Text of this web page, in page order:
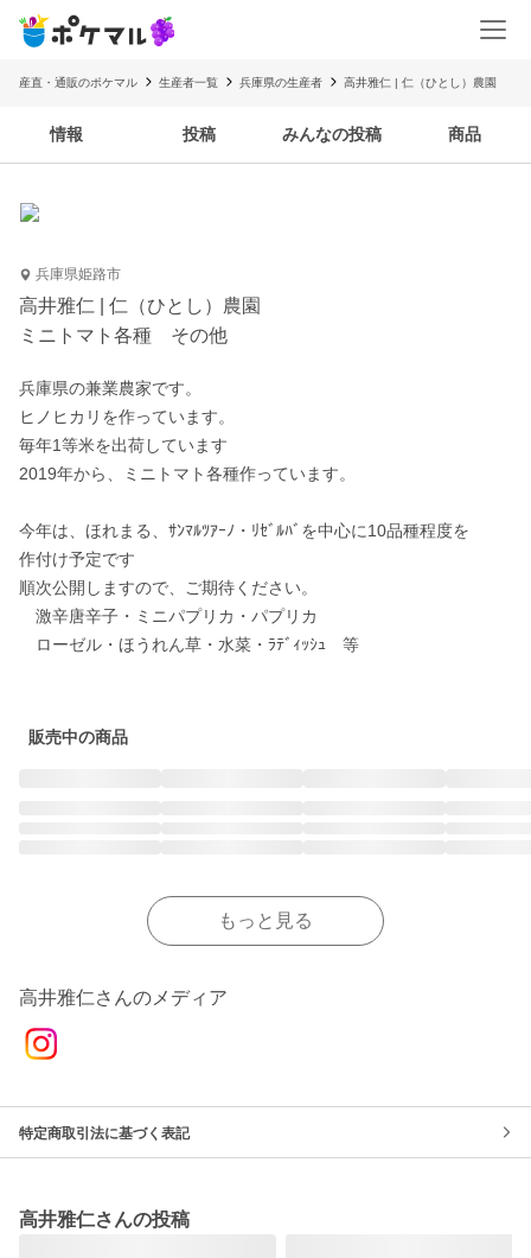
産直・通販のポケマル 生産者一覧 兵庫県の生産者 高井雅仁 | 仁（ひとし）農園
情報 投稿 みんなの投稿 商品
兵庫県姫路市
高井雅仁 | 仁（ひとし）農園
ミニトマト各種 その他
兵庫県の兼業農家です。
ヒノヒカリを作っています。
毎年1等米を出荷しています
2019年から、ミニトマト各種作っています。
今年は、ほれまる、ｻﾝﾏﾙﾂｱｰﾉ・ﾘｾﾞﾙﾊﾞを中心に10品種程度を
作付け予定です
順次公開しますので、ご期待ください。
激辛唐辛子・ミニパプリカ・パプリカ
ローゼル・ほうれん草・水菜・ﾗﾃﾞｨｯｼｭ　等
販売中の商品
もっと見る
高井雅仁さんのメディア
特定商取引法に基づく表記
高井雅仁さんの投稿